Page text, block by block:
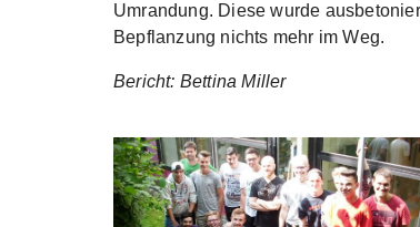
Umrandung. Diese wurde
Bepflanzung nichts mehr im Weg.
Bericht: Bettina Miller
Show larger version